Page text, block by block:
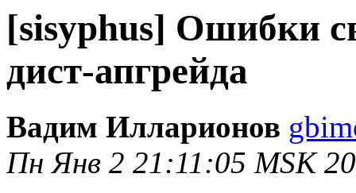
[sisyphus] Ошибки
дист-апгрейда
Вадим Илларионов
Пн Янв 2 21:11:05 MSK